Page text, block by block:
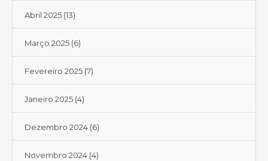
Abril 2025 (13)
Março 2025 (6)
Fevereiro 2025 (7)
Janeiro 2025 (4)
Dezembro 2024 (6)
Novembro 2024 (4)